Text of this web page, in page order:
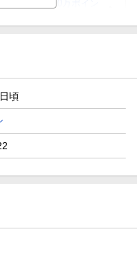
で300円OFFクーポン
貸切公演ペアチケット
頃